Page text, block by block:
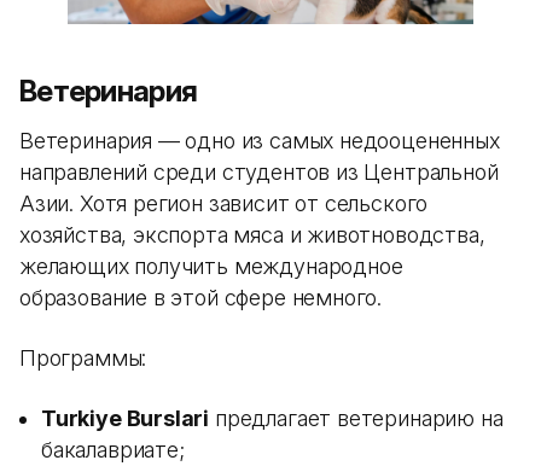
Ветеринария
Ветеринария — одно из самых недооцененных
направлений среди студентов из Центральной
Азии. Хотя регион зависит от сельского
хозяйства, экспорта мяса и животноводства,
желающих получить международное
образование в этой сфере немного.
Программы:
Turkiye Burslari предлагает ветеринарию на
бакалавриате;